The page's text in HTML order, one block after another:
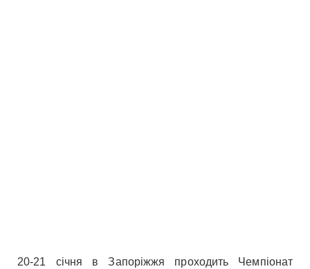
20-21 січня в Запоріжжя проходить Чемпіонат